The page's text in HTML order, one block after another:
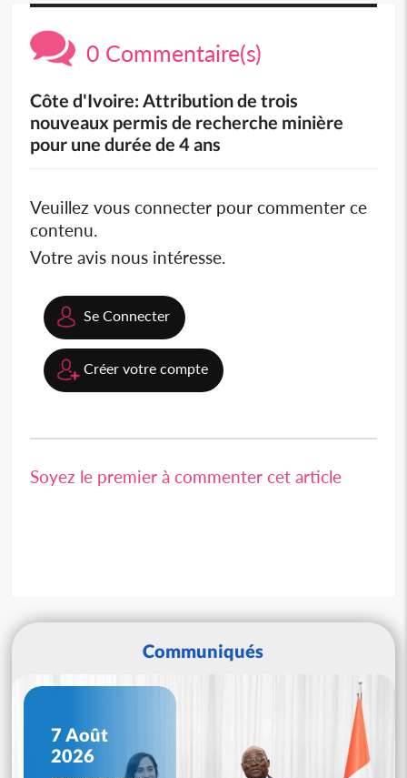
0 Commentaire(s)
Côte d'Ivoire: Attribution de trois
nouveaux permis de recherche minière
pour une durée de 4 ans
Veuillez vous connecter pour commenter ce
contenu.
Votre avis nous intéresse.
Se Connecter
Créer votre compte
Soyez le premier à commenter cet article
Communiqués
7 Août
2026